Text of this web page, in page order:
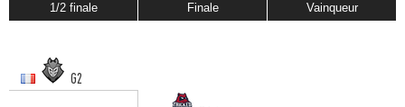
1/2 finale Finale Vainqueur
G2